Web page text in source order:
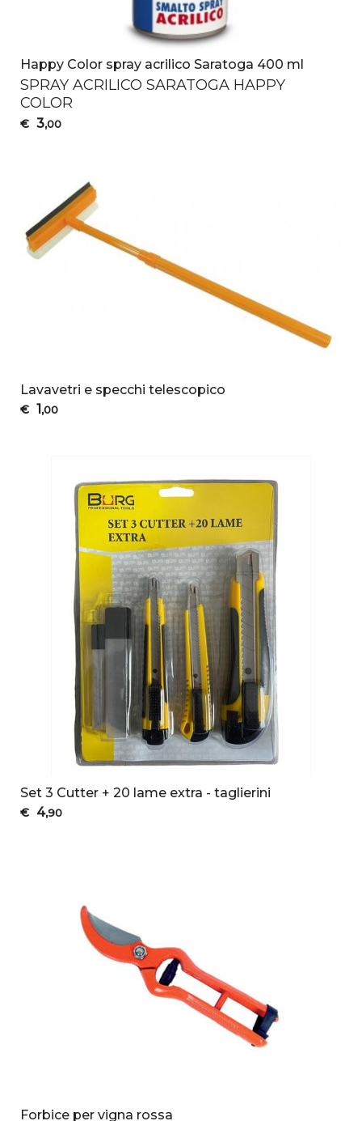
Happy Color spray acrilico Saratoga 400 ml
SPRAY ACRILICO SARATOGA HAPPY
COLOR
€ 3,00
Lavavetri e specchi telescopico
€ 1 ,00
Set 3 Cutter + 20 lame extra - taglierini
€ 4,90
Forbice per vigna rossa